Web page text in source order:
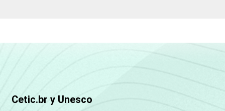
Cetic.br y Unesco